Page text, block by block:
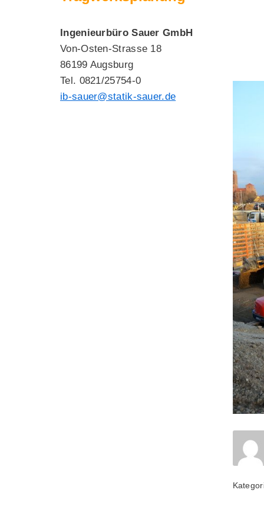
Ingenieurbüro Sauer GmbH
Von-Osten-Strasse 18
86199 Augsburg
Tel. 0821/25754-0
ib-sauer@statik-sauer.de